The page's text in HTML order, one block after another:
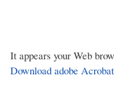
It appears your Web
Download adobe Acrobat